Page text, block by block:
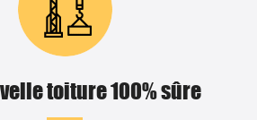
toiture 100% sûre